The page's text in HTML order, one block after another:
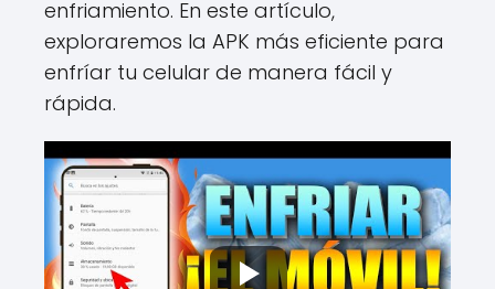
enfriamiento. En este artículo,
exploraremos la APK más eficiente para
enfríar tu celular de manera fácil y
rápida.